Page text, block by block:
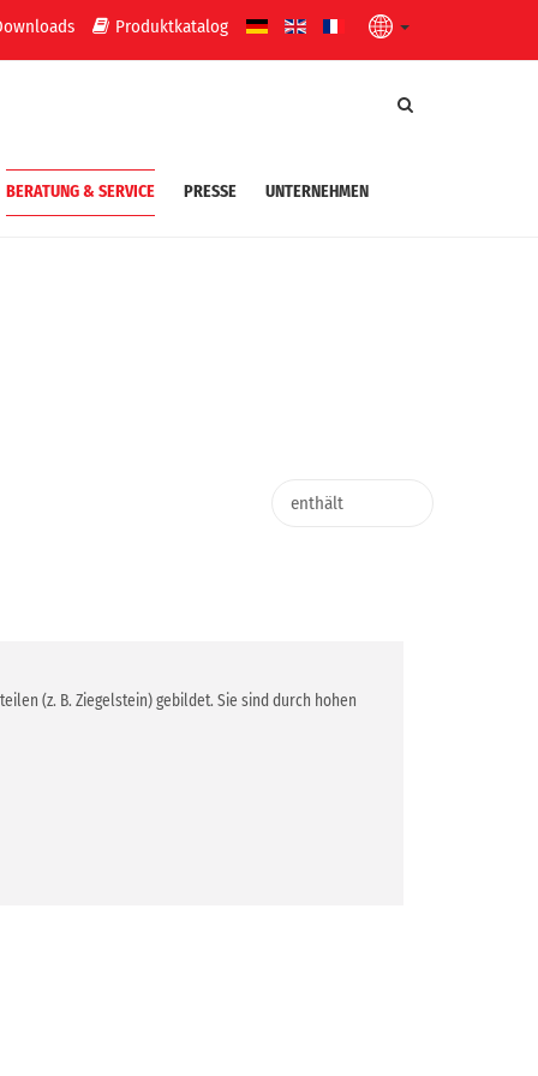
Produktkatalog
BERATUNG & SERVICE PRESSE UNTERNEHMEN
(z. B. Ziegelstein) gebildet. Sie sind durch hohen